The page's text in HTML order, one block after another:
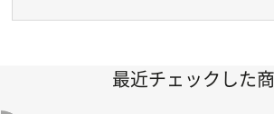
最近チェックした